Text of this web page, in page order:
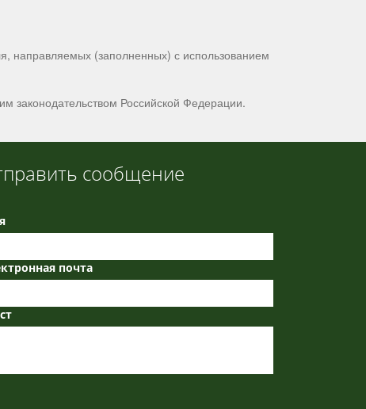
направляемых (заполненных) с использованием
законодательством Российской Федерации.
сообщение
почта